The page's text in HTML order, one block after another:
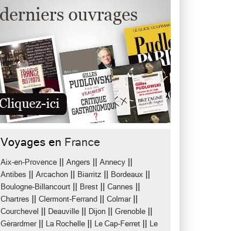
Voyages en France
Aix-en-Provence Angers Annecy
Antibes Arcachon Biarritz Bordeaux
Boulogne-Billancourt Brest Cannes
Chartres Clermont-Ferrand Colmar||
Courchevel Deauville Dijon Grenoble
Gérardmer|| La Rochelle Le Cap-Ferret
Le